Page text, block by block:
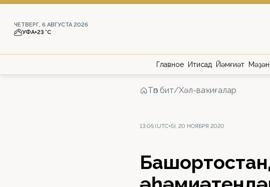
ЧЕТВЕРГ, 6 АВГУСТА 2026
УФА+23 °С
Главное Иҡтисад Йәмғиәт
Төп бит/Хәл-ваҡиғалар
13:05 (UTC+5), 20 НОЯБРЯ 2020